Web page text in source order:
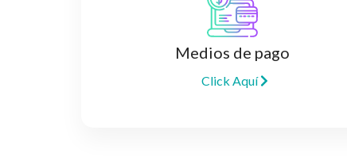
Medios de pago
Click Aquí